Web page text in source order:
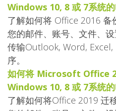
Windows 10, 8 或 7系统
了解如何将 Office 2016
您的邮件、账号、文件、设
传输Outlook, Word,
序。
如何将 Microsoft Office
Windows 10, 8 或 7系统
了解如何将Office 2019 迁